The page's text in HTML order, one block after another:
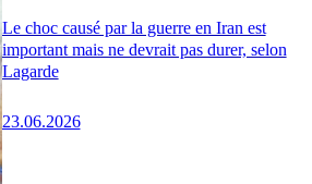
Le choc causé par la guerre en Iran est
important mais ne devrait pas durer, selon
Lagarde
23.06.2026